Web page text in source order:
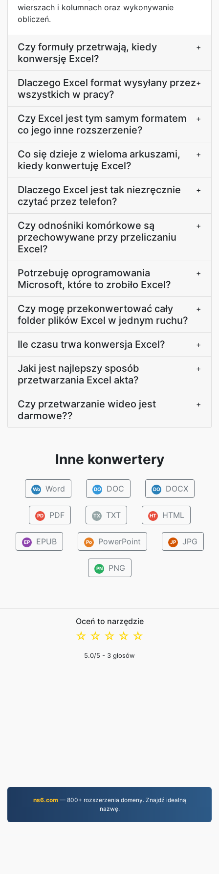
wierszach i kolumnach oraz wykonywanie
obliczeń.
Czy formuły przetrwają, kiedy
konwersję Excel?
+
Dlaczego Excel format wysyłany przez
wszystkich w pracy?
+
Czy Excel jest tym samym formatem
co jego inne rozszerzenie?
+
Co się dzieje z wieloma arkuszami,
kiedy konwertuję Excel?
+
Dlaczego Excel jest tak niezręcznie
czytać przez telefon?
+
Czy odnośniki komórkowe są
przechowywane przy przeliczaniu
Excel?
+
Potrzebuję oprogramowania
Microsoft, które to zrobiło Excel?
+
Czy mogę przekonwertować cały
folder plików Excel w jednym ruchu?
+
Ile czasu trwa konwersja Excel? +
Jaki jest najlepszy sposób
przetwarzania Excel akta?
+
Czy przetwarzanie wideo jest
darmowe??
+
Inne konwertery
Wo Word DO DOC DO DOCX
PD PDF TX TXT HT HTML
EP EPUB Po PowerPoint JP JPG
PN PNG
Oceń to narzędzie
☆
☆
☆
☆
☆
5.0/5 - 3 głosów
ns6.com— 800+ rozszerzenia domeny. Znajdź idealną
nazwę.